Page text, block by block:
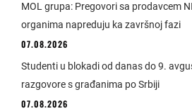
MOL grupa: Pregovori sa prodavcem
organima napreduju ka završnoj fazi
07.08.2026
Studenti u blokadi od danas do 9.
razgovore s građanima po Srbiji
07.08.2026